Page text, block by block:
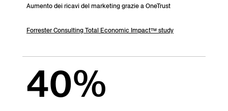
Aumento dei ricavi del marketing grazie a OneTrust
Forrester Consulting Total Economic Impact™ study
40%